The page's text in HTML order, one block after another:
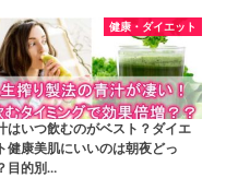
健康・ダイエット
はいつ飲むのがベスト？ダイエ
健康美肌にいいのは朝夜どっ
目的別…